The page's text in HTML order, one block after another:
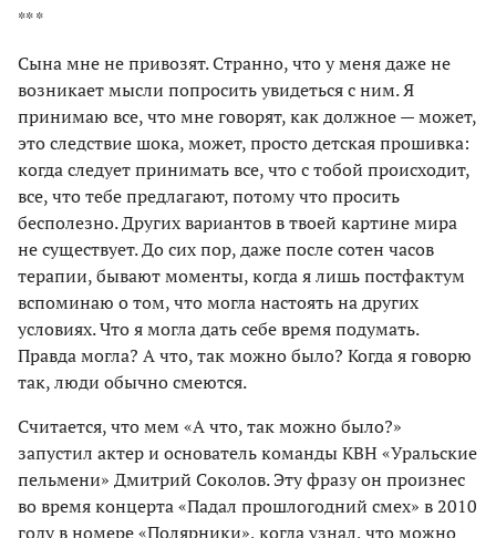
** *
Сына мне не привозят. Странно, что у меня даже не
возникает мысли попросить увидеться с ним. Я
принимаю все, что мне говорят, как должное — может,
это следствие шока, может, просто детская прошивка:
когда следует принимать все, что с тобой происходит,
все, что тебе предлагают, потому что просить
бесполезно. Других вариантов в твоей картине мира
не существует. До сих пор, даже после сотен часов
терапии, бывают моменты, когда я лишь постфактум
вспоминаю о том, что могла настоять на других
условиях. Что я могла дать себе время подумать.
Правда могла? А что, так можно было? Когда я говорю
так, люди обычно смеются.
Считается, что мем «А что, так можно было?»
запустил актер и основатель команды КВН «Уральские
пельмени» Дмитрий Соколов. Эту фразу он произнес
во время концерта «Падал прошлогодний смех» в 2010
году в номере «Полярники», когда узнал, что можно